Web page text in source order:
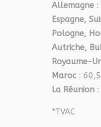
Allemagne :
Espagne,
Pologne,
Autriche,
Royaume-
Maroc :
La Réunion
*TVAC